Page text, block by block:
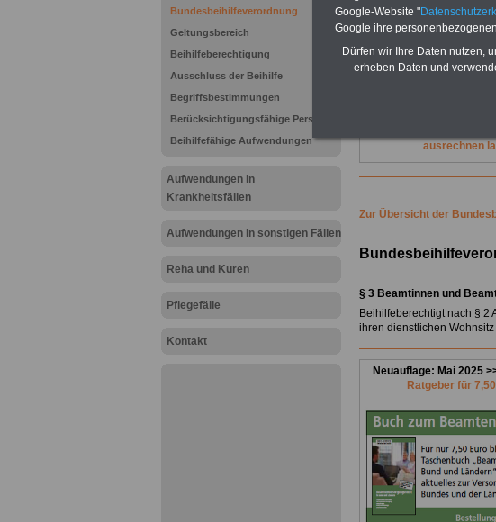
Bundesbeihilfeverordnung
Geltungsbereich
Beihilfeberechtigung
Ausschluss der Beihilfe
Begriffsbestimmungen
Berücksichtigungsfähige Personen
Beihilfefähige Aufwendungen
Aufwendungen in
Krankheitsfällen
Aufwendungen in sonstigen Fällen
Reha und Kuren
Pflegefälle
Kontakt
Vergleichen und sparen:
ausrechnen
Zur Übersicht der
§ 3 Beamtinnen und
Beihilfeberechtigt nach § 2
ihren dienstlichen
Neuauflage: Mai 2025
Ratgeber für
Google-Website "
Google ihre
Dürfen wir Ihre Daten nutzen,
erheben Daten und